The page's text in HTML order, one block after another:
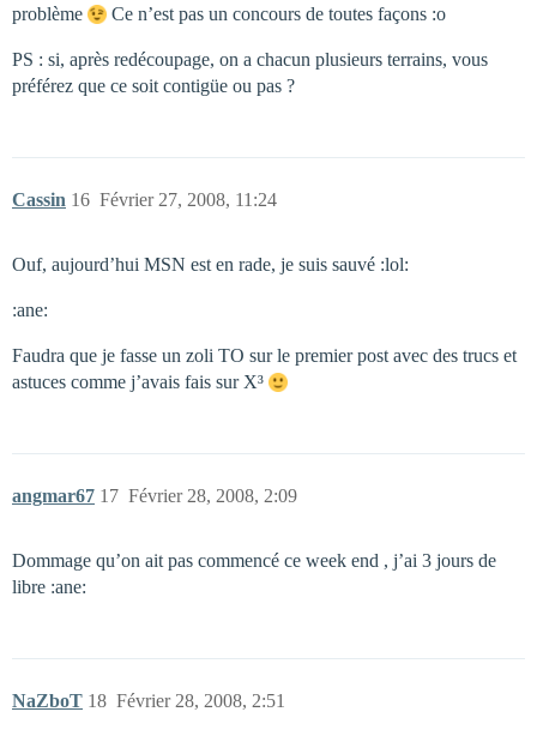
problème
Ce n’est pas un concours de toutes façons :o
PS : si, après redécoupage, on a chacun plusieurs terrains, vous
préférez que ce soit contigüe ou pas ?
Cassin Février 27, 2008, 11:24
16
Ouf, aujourd’hui MSN est en rade, je suis sauvé :lol:
:ane:
Faudra que je fasse un zoli TO sur le premier post avec des trucs et
astuces comme j’avais fais sur X³
angmar67 Février 28, 2008, 2:09
17
Dommage qu’on ait pas commencé ce week end , j’ai 3 jours de
libre :ane:
NaZboT Février 28, 2008, 2:51
18